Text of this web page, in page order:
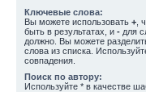
Ключевые слова:
Вы можете использовать + ,
быть в результатах, и - для
должно. Вы можете
слова из списка.
совпадения.
Поиск по автору:
Используйте * в качестве